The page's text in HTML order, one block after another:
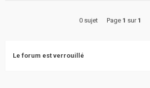
0 sujet Page 1 sur 1
Le forum est verrouillé